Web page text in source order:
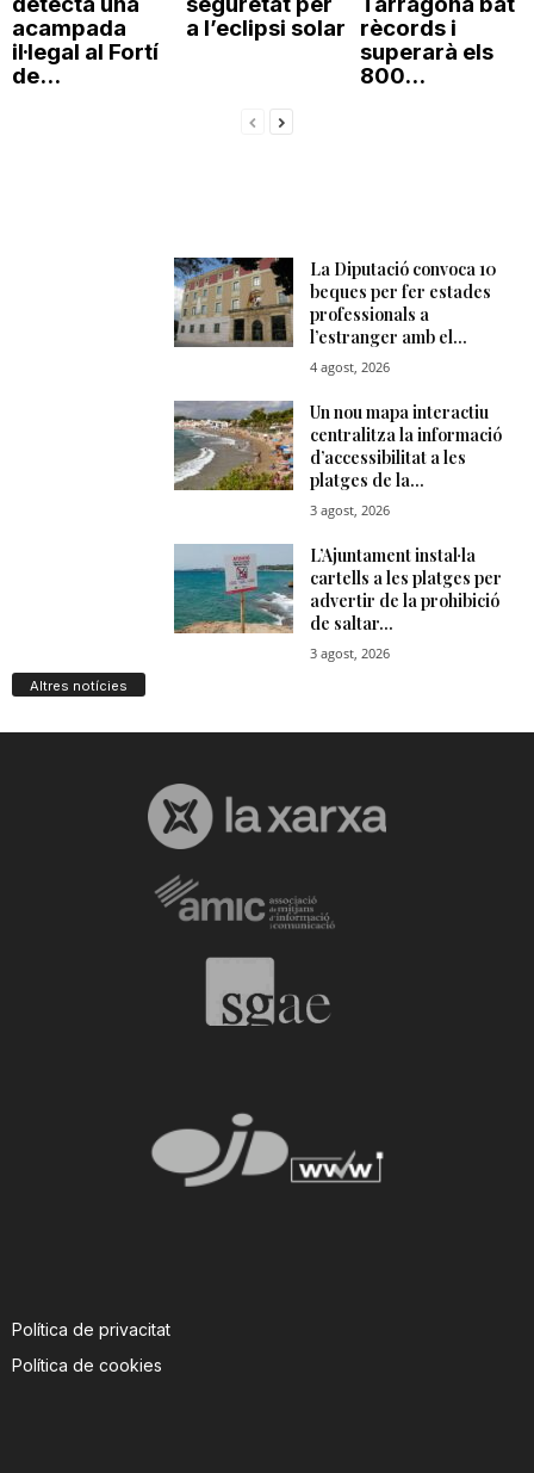
acampada
il·legal al Fortí
de...
a l’eclipsi solar
rècords i
superarà els
800...
Altres notícies
Política de privacitat
Política de cookies